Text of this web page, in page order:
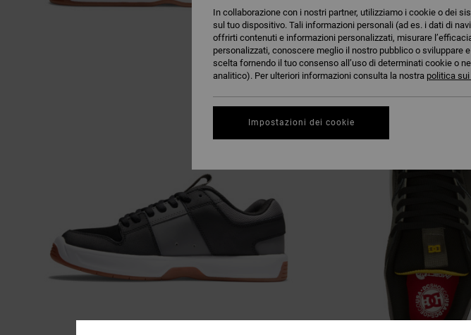
In collaborazione con i nostri partner, utilizziamo i cookie o dei
sul tuo dispositivo. Tali informazioni personali (ad es. i dati di
offrirti contenuti e informazioni personalizzati, misurare
personalizzati, conoscere meglio il nostro pubblico o sviluppare
scelta fornendo il tuo consenso all’uso di determinati cookie o
analitico). Per ulteriori informazioni consulta la nostra politica
Impostazioni dei cookie